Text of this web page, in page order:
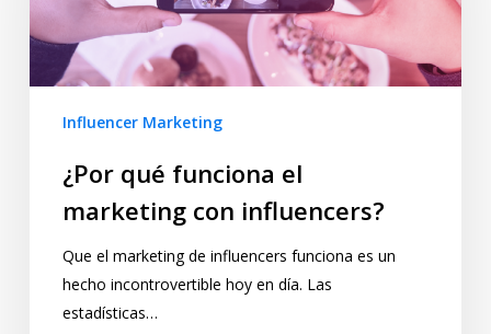
Influencer Marketing
¿Por qué funciona el
marketing con influencers?
Que el marketing de influencers funciona es un
hecho incontrovertible hoy en día. Las
estadísticas…